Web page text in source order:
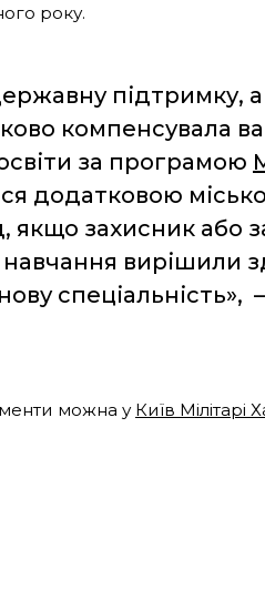
року.
підтримку,
компенсувала
за програмою
додатковою
якщо захисник або
вирішили
спеціальність»,
можна у Київ Мілітарі